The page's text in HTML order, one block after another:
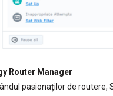
Router Manager
pasionaților de routere,